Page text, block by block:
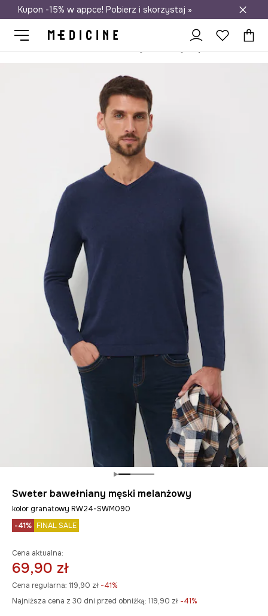
Darmowa dostawa do salonów
Kupon -15% w appce! Pobierz i skorzystaj »
Sweter bawełniany męski melanżowy
kolor granatowy RW24-SWM090
-41% FINAL SALE
Cena aktualna:
69,90 zł
Cena regularna: 119,90 zł -41%
Najniższa cena z 30 dni przed obniżką: 119,90 zł -41%